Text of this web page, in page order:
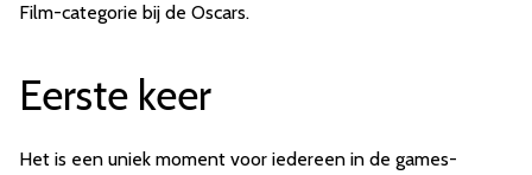
Film-categorie bij de Oscars.
Eerste keer
Het is een uniek moment voor iedereen in de games-